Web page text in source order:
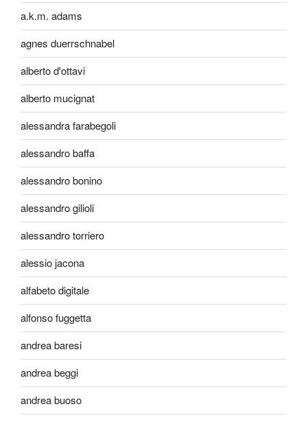
a.k.m. adams
agnes duerrschnabel
alberto d'ottavi
alberto mucignat
alessandra farabegoli
alessandro baffa
alessandro bonino
alessandro gilioli
alessandro torriero
alessio jacona
alfabeto digitale
alfonso fuggetta
andrea baresi
andrea beggi
andrea buoso